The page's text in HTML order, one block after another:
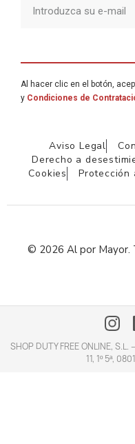
Al hacer clic en el botón,
y Condiciones de
Aviso Legal
Derecho a
Cookies
Protección
© 2026 Al por Mayor.
SHOP DUTY FREE ONLINE,
11, 1º 5ª,